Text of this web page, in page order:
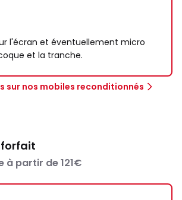
l'écran et éventuellement micro
et la tranche.
sur nos mobiles reconditionnés
forfait
à partir de 121€